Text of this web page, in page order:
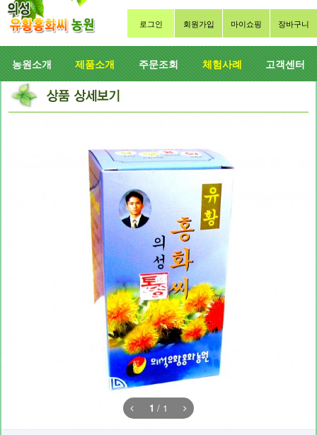
로그인 회원가입 마이쇼핑 장바구니
농원소개 제품소개 주문조회 체험사례 고객센터
1 / 1